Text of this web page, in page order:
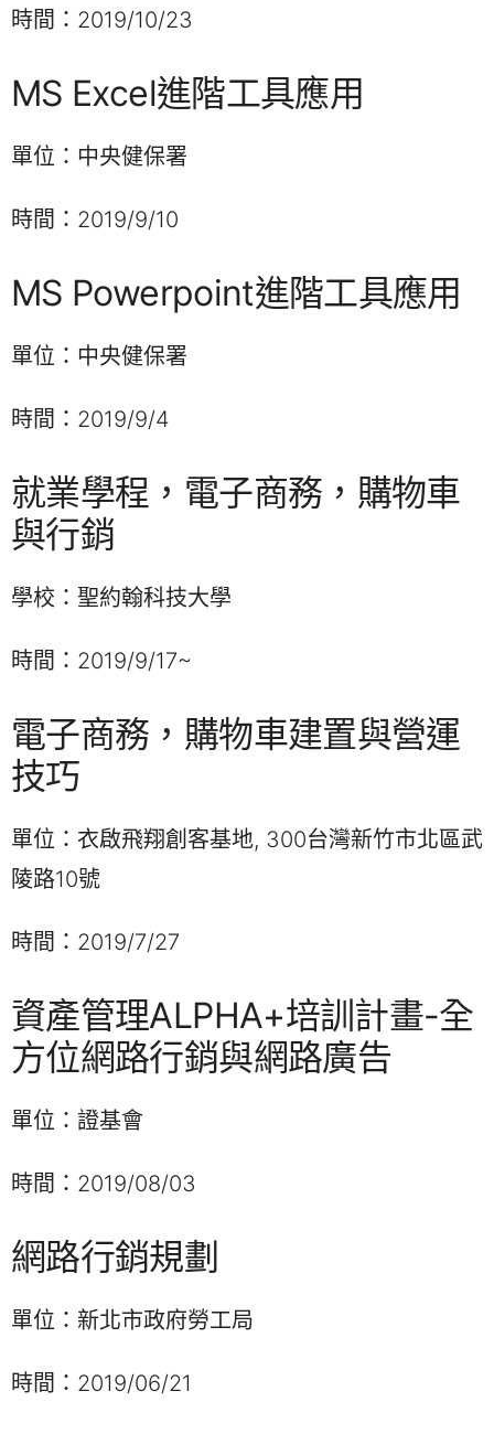
時間：2019/10/23
MS Excel進階工具應用
單位：中央健保署
時間：2019/9/10
MS Powerpoint進階工具應用
單位：中央健保署
時間：2019/9/4
就業學程，電子商務，購物車
與行銷
學校：聖約翰科技大學
時間：2019/9/17~
電子商務，購物車建置與營運
技巧
單位：衣啟飛翔創客基地, 300台灣新竹市北區武
陵路10號
時間：2019/7/27
資產管理ALPHA+培訓計畫-全
方位網路行銷與網路廣告
單位：證基會
時間：2019/08/03
網路行銷規劃
單位：新北市政府勞工局
時間：2019/06/21